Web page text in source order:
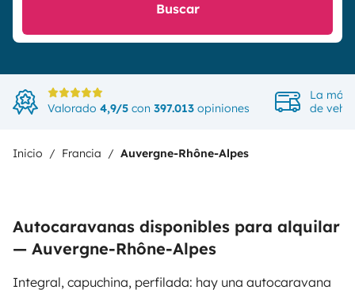
Buscar
Valorado 4,9/5 con 397.013 opiniones
La más
de
Inicio Francia Auvergne-Rhône-Alpes
Autocaravanas disponibles para alquilar
— Auvergne-Rhône-Alpes
Integral, capuchina, perfilada: hay una autocaravana